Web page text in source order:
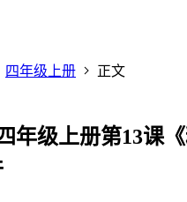
四年级上册
正文
年级上册第13课